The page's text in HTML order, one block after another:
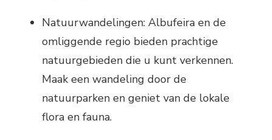
Natuurwandelingen: Albufeira en de
omliggende regio bieden prachtige
natuurgebieden die u kunt verkennen.
Maak een wandeling door de
natuurparken en geniet van de lokale
flora en fauna.